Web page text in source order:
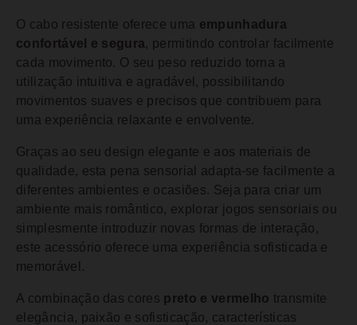
O cabo resistente oferece uma empunhadura
confortável e segura, permitindo controlar facilmente
cada movimento. O seu peso reduzido torna a
utilização intuitiva e agradável, possibilitando
movimentos suaves e precisos que contribuem para
uma experiência relaxante e envolvente.
Graças ao seu design elegante e aos materiais de
qualidade, esta pena sensorial adapta-se facilmente a
diferentes ambientes e ocasiões. Seja para criar um
ambiente mais romântico, explorar jogos sensoriais ou
simplesmente introduzir novas formas de interação,
este acessório oferece uma experiência sofisticada e
memorável.
A combinação das cores preto e vermelho transmite
elegância, paixão e sofisticação, características